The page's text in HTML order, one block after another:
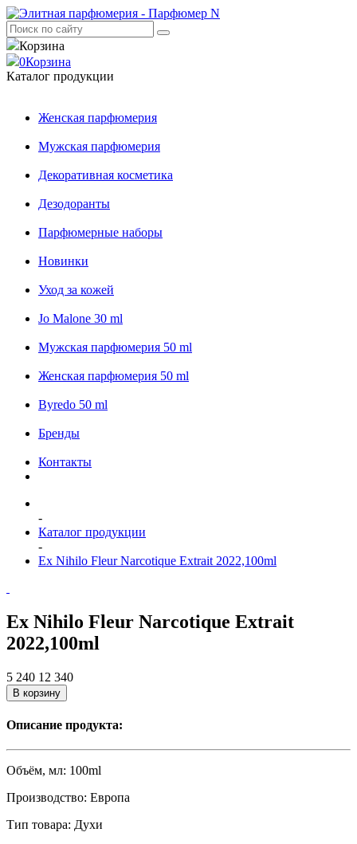
Корзина
0Корзина
Каталог продукции
Женская парфюмерия
Мужская парфюмерия
Декоративная косметика
Дезодоранты
Парфюмерные наборы
Новинки
Уход за кожей
Jo Malone 30 ml
Мужская парфюмерия 50 ml
Женская парфюмерия 50 ml
Byredo 50 ml
Бренды
Контакты
-
Каталог продукции
-
Ex Nihilo Fleur Narcotique Extrait 2022,100ml
Ex Nihilo Fleur Narcotique Extrait
2022,100ml
5 240 12 340
В корзину
Описание продукта:
Объём, мл: 100ml
Производство: Eвропа
Тип товара: Духи